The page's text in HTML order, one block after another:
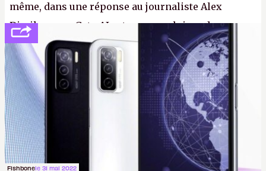
même, dans une réponse au journaliste Alex
Dimikas, que Gato AI est « encore loin » de
prétendre réussir le célèbre test de Turing. (Crédit
photo : Pexels - Arthur Brognoli)
Fishbonele 31 mai 2022